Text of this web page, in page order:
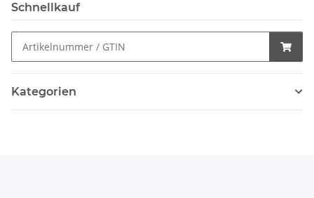
Schnellkauf
Kategorien